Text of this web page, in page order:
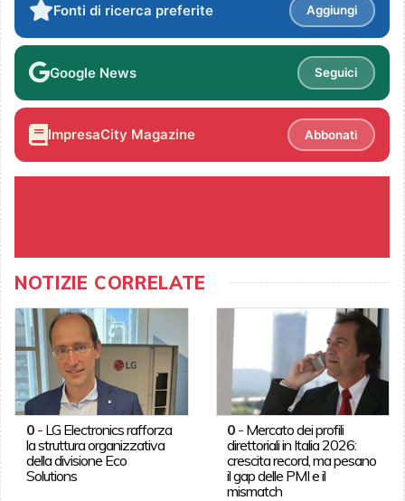
Fonti di ricerca preferite Aggiungi
Google News Seguici
ImpresaCity Magazine Abbonati
NOTIZIE CORRELATE
0- LG Electronics rafforza
la struttura organizzativa
della divisione Eco
Solutions
0 - Mercato dei profili
direttoriali in Italia 2026:
crescita record, ma pesano
il gap delle PMI e il
mismatch